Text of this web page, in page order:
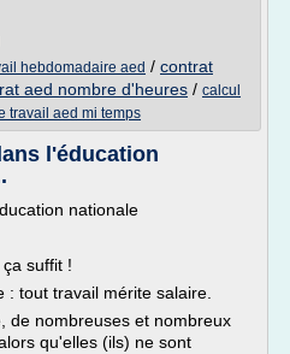
hebdomadaire aed / contrat
aed nombre d'heures / calcul
travail aed mi temps
l'éducation
nationale
suffit !
: tout travail mérite salaire.
de nombreuses et nombreux
qu'elles (ils) ne sont